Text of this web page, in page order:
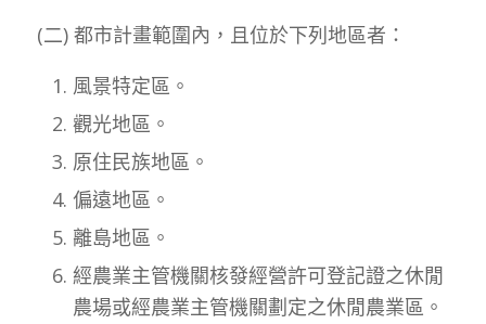
(二) 都市計畫範圍內，且位於下列地區者：
風景特定區。
觀光地區。
原住民族地區。
偏遠地區。
離島地區。
經農業主管機關核發經營許可登記證之休閒
農場或經農業主管機關劃定之休閒農業區。